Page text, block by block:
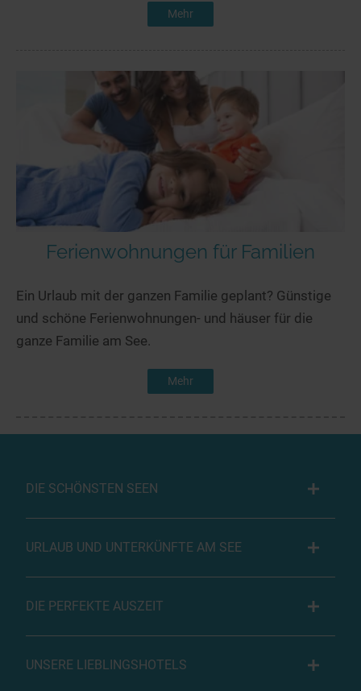
Mehr
Ferienwohnungen für Familien
Ein Urlaub mit der ganzen Familie geplant? Günstige
und schöne Ferienwohnungen- und häuser für die
ganze Familie am See.
Mehr
DIE SCHÖNSTEN SEEN
URLAUB UND UNTERKÜNFTE AM SEE
DIE PERFEKTE AUSZEIT
UNSERE LIEBLINGSHOTELS